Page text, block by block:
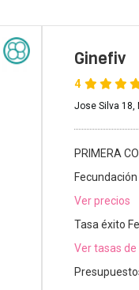
Ginefiv
4
Jose Silva 18,
PRIMERA
Ver precios
Tasa éxito
Ver tasas de